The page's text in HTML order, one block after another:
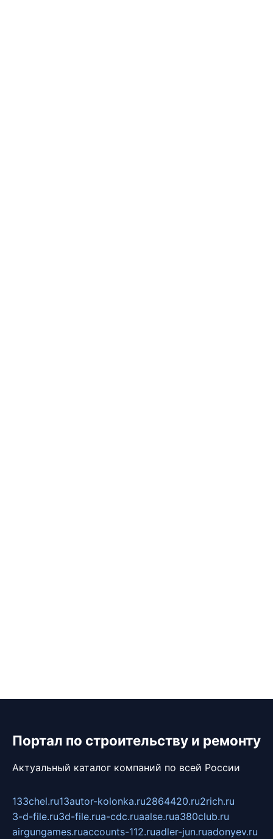
Портал по строительству и ремонту
Актуальный каталог компаний по всей России
133chel.ru13autor-kolonka.ru2864420.ru2rich.ru
3-d-file.ru3d-file.rua-cdc.ruaalse.rua380club.ru
airgungames.ruaccounts-112.ruadler-jun.ruadonyev.ru